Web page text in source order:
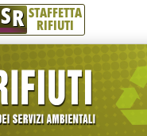
interamente la notizia.
SR STAFFETTA
RIFIUTI